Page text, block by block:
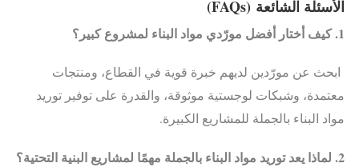
الأسئلة الشائعة (FAQs)
1. كيف أختار أفضل مورّدي مواد البناء لمشروع كبير؟
ابحث عن مورّدين لديهم خبرة قوية في القطاع، ومنتجات
معتمدة، وشبكات لوجستية موثوقة، والقدرة على توفير توريد
مواد البناء بالجملة للمشاريع الكبيرة.
2. لماذا يعد توريد مواد البناء بالجملة مهمًا لمشاريع البنية التحتية؟